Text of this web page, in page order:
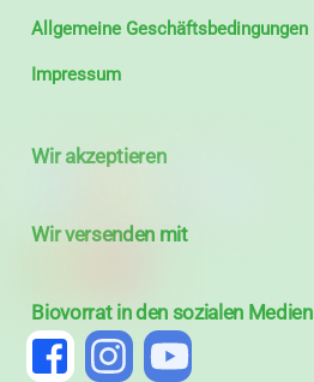
Allgemeine Geschäftsbedingungen
Impressum
Wir akzeptieren
Wir versenden mit
Biovorrat in den sozialen Medien